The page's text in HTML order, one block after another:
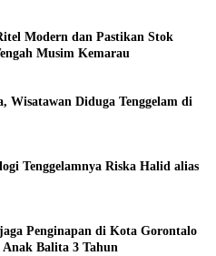
Modern dan Pastikan Stok
Musim Kemarau
Wisatawan Diduga Tenggelam di
Tenggelamnya Riska Halid alias
Penginapan di Kota Gorontalo
Anak Balita 3 Tahun